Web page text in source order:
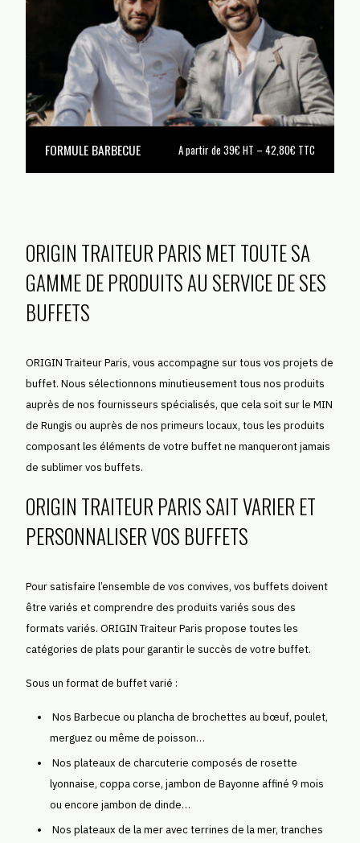
FORMULE BARBECUE A partir de 39€ HT – 42,80€ TTC
ORIGIN TRAITEUR PARIS MET TOUTE SA
GAMME DE PRODUITS AU SERVICE DE SES
BUFFETS
ORIGIN Traiteur Paris, vous accompagne sur tous vos projets de
buffet. Nous sélectionnons minutieusement tous nos produits
auprès de nos fournisseurs spécialisés, que cela soit sur le MIN
de Rungis ou auprès de nos primeurs locaux, tous les produits
composant les éléments de votre buffet ne manqueront jamais
de sublimer vos buffets.
ORIGIN TRAITEUR PARIS SAIT VARIER ET
PERSONNALISER VOS BUFFETS
Pour satisfaire l’ensemble de vos convives, vos buffets doivent
être variés et comprendre des produits variés sous des
formats variés. ORIGIN Traiteur Paris propose toutes les
catégories de plats pour garantir le succès de votre buffet.
Sous un format de buffet varié :
Nos Barbecue ou plancha de brochettes au bœuf, poulet,
merguez ou même de poisson…
Nos plateaux de charcuterie composés de rosette
lyonnaise, coppa corse, jambon de Bayonne affiné 9 mois
ou encore jambon de dinde…
Nos plateaux de la mer avec terrines de la mer, tranches